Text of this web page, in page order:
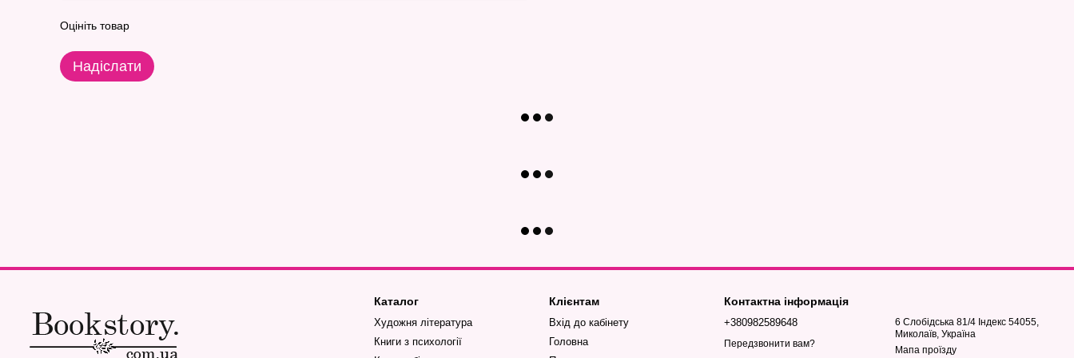
Оцініть товар
Надіслати
Каталог
Художня література
Книги з психології
Клієнтам
Вхід до кабінету
Головна
Контактна інформація
+380982589648
Передзвонити вам?
6 Слобідська 81/4 Індекс 54055,
Миколаїв, Україна
Мапа проїзду